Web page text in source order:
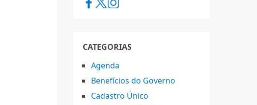
CATEGORIAS
Agenda
Benefícios do Governo
Cadastro Único